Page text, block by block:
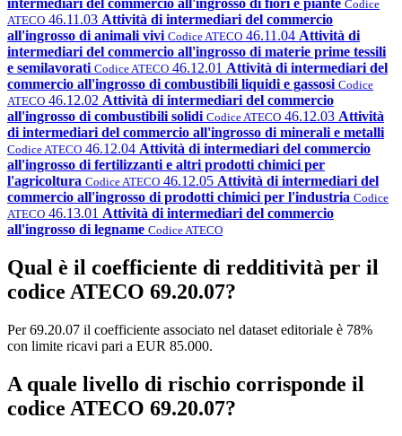
intermediari del commercio all'ingrosso di fiori e piante Codice
ATECO 46.11.03 Attività di intermediari del commercio
all'ingrosso di animali vivi Codice ATECO 46.11.04 Attività di
intermediari del commercio all'ingrosso di materie prime tessili
e semilavorati Codice ATECO 46.12.01 Attività di intermediari del
commercio all'ingrosso di combustibili liquidi e gassosi Codice
ATECO 46.12.02 Attività di intermediari del commercio
all'ingrosso di combustibili solidi Codice ATECO 46.12.03 Attività
di intermediari del commercio all'ingrosso di minerali e metalli
Codice ATECO 46.12.04 Attività di intermediari del commercio
all'ingrosso di fertilizzanti e altri prodotti chimici per
l'agricoltura Codice ATECO 46.12.05 Attività di intermediari del
commercio all'ingrosso di prodotti chimici per l'industria Codice
ATECO 46.13.01 Attività di intermediari del commercio
all'ingrosso di legname Codice ATECO
Qual è il coefficiente di redditività per il
codice ATECO 69.20.07?
Per 69.20.07 il coefficiente associato nel dataset editoriale è 78%
con limite ricavi pari a EUR 85.000.
A quale livello di rischio corrisponde il
codice ATECO 69.20.07?